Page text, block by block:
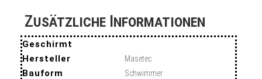
Zusätzliche Informationen
Geschirmt
Hersteller
Masetec
Bauform Schwimmer